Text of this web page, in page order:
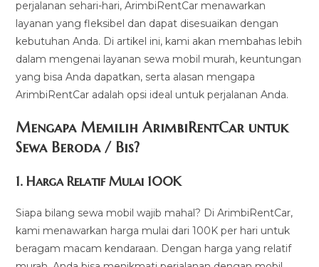
perjalanan sehari-hari, ArimbiRentCar menawarkan
layanan yang fleksibel dan dapat disesuaikan dengan
kebutuhan Anda. Di artikel ini, kami akan membahas lebih
dalam mengenai layanan sewa mobil murah, keuntungan
yang bisa Anda dapatkan, serta alasan mengapa
ArimbiRentCar adalah opsi ideal untuk perjalanan Anda.
Mengapa Memilih ArimbiRentCar untuk
Sewa Beroda / Bis?
1.Harga Relatif Mulai 100K
Siapa bilang sewa mobil wajib mahal? Di ArimbiRentCar,
kami menawarkan harga mulai dari 100K per hari untuk
beragam macam kendaraan. Dengan harga yang relatif